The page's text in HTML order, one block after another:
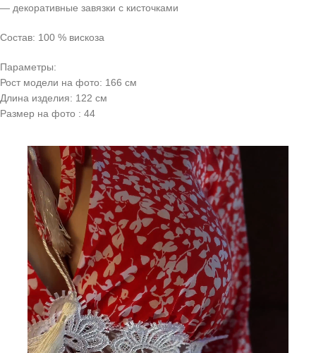
— декоративные завязки с кисточками
Состав: 100 % вискоза
Параметры:
Рост модели на фото: 166 см
Длина изделия: 122 см
Размер на фото : 44